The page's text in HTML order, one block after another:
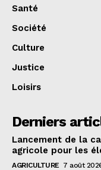
Santé
Société
Culture
Justice
Loisirs
Derniers
Lancement de la
agricole pour les
AGRICULTURE 7 août